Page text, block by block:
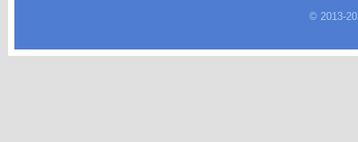
© 2013-